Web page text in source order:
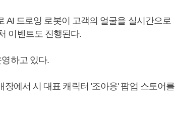
AI 드로잉 로봇이 고객의 얼굴을 실시간으로
이벤트도 진행된다.
하고 있다.
에서 시 대표 캐릭터 '조아용' 팝업 스토어를